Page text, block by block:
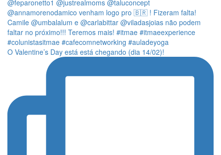
O Valentine’s Day está está chegando (dia 14/02)!